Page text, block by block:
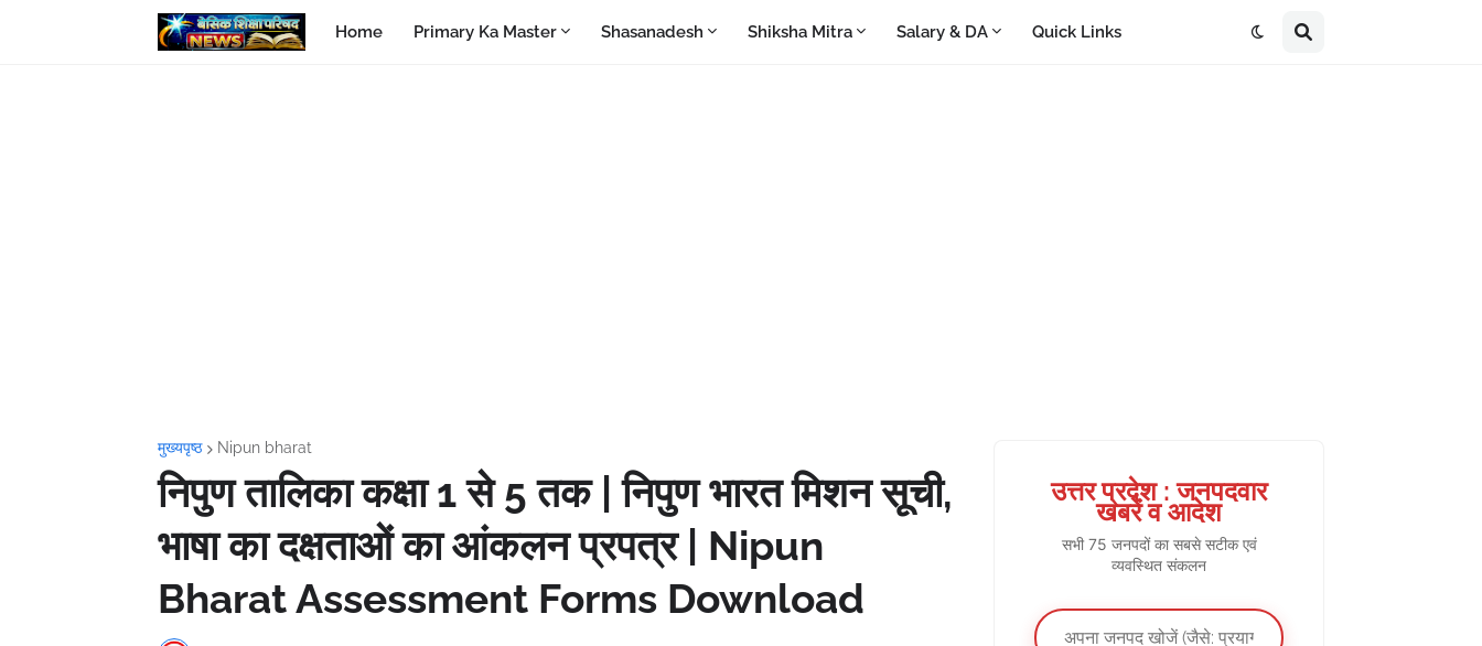
Home Primary Ka Master Shasanadesh Shiksha Mitra Salary & DA Quick Links
मुख्यपृष्ठ Nipun bharat
निपुण तालिका कक्षा 1 से 5 तक | निपुण भारत मिशन सूची,
भाषा का दक्षताओं का आंकलन प्रपत्र | Nipun
Bharat Assessment Forms Download
उत्तर प्रदेश : जनपदवार
खबरें व आदेश
सभी 75 जनपदों का सबसे सटीक एवं
व्यवस्थित संकलन